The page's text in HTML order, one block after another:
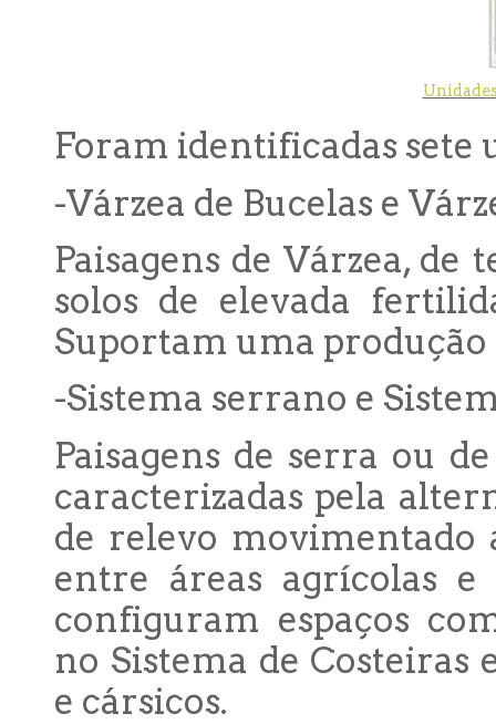
Foram identificadas sete
-Várzea de Bucelas e
Paisagens de Várzea, de
solos de elevada
Suportam uma
-Sistema serrano e
Paisagens de serra ou
caracterizadas pela
de relevo movimentado
entre áreas agrícolas
configuram espaços
no Sistema de Costeiras
e cársicos.